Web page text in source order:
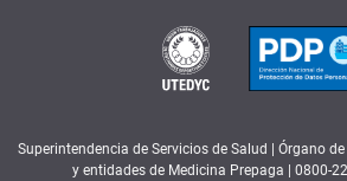
Superintendencia de Servicios de Salud | Órgano
y entidades de Medicina Prepaga | 0800-